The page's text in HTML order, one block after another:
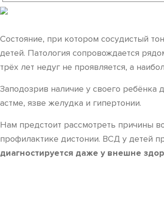
Состояние, при котором сосудистый
детей. Патология сопровождается
трёх лет недуг не проявляется, а
Заподозрив наличие у своего
астме, язве желудка и гипертонии.
Нам предстоит рассмотреть причины
профилактике дистонии. ВСД у детей
диагностируется даже у внешне